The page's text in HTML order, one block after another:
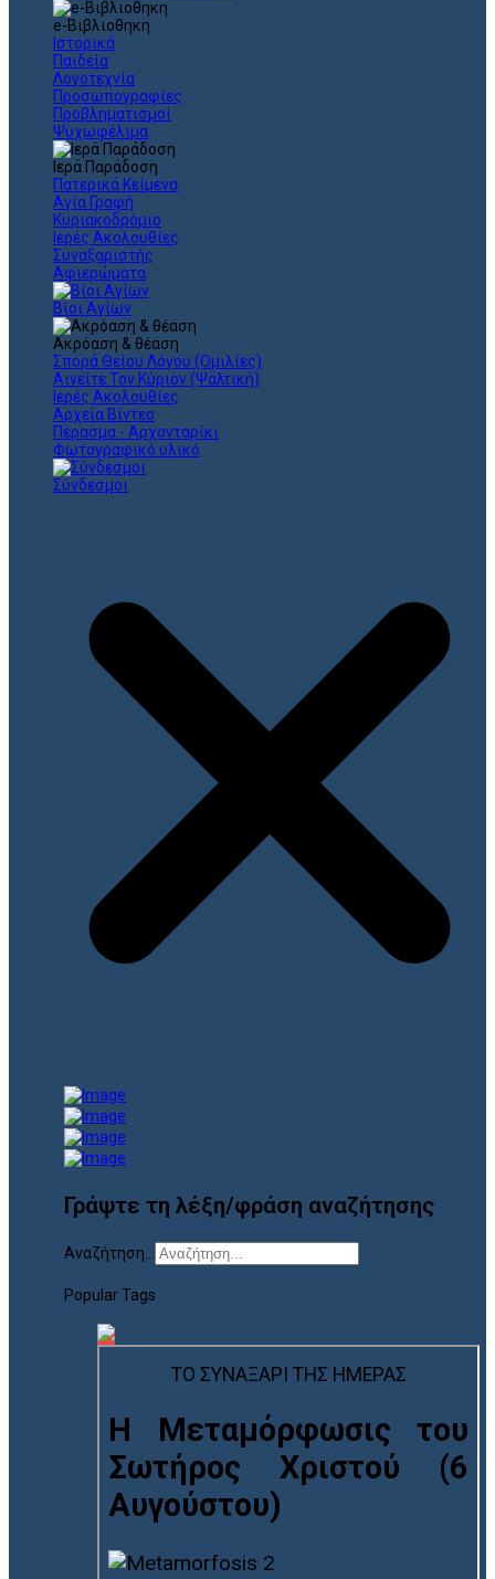
e-Βιβλιοθηκη
Ιστορικά
Παιδεία
Λογοτεχνία
Προσωπογραφίες
Προβληματισμοί
Ψυχωφέλιμα
Ιερά Παράδοση
Πατερικά Κείμενα
Αγία Γραφή
Κυριακοδρόμιο
Ιερές Ακολουθίες
Συναξαριστής
Αφιερώματα
Βίοι Αγίων
Ακρόαση & θέαση
Σπορά Θείου Λόγου (Ομιλίες)
Αινείτε Τον Κύριον (Ψαλτική)
Ιερές Ακολουθίες
Αρχεία Βίντεο
Πέρασμα - Αρχονταρίκι
Φωτογραφικό υλικό
Σύνδεσμοι
Γράψτε τη λέξη/φράση αναζήτησης
Αναζήτηση...
Popular Tags